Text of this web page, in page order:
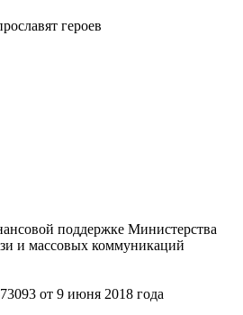
героев
поддержке Министерства
и массовых коммуникаций
от 9 июня 2018 года